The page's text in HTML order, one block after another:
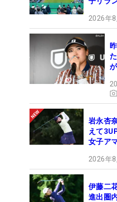
2026年
岩永杏
えて
女子ア
2026年
伊藤二
進出圏